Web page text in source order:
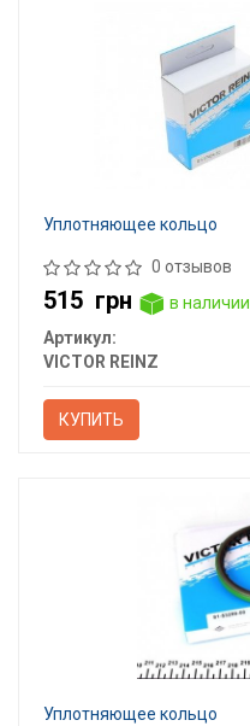
Уплотняющее кольцо
0 отзывов
515 грн
в наличии
Артикул:
VICTOR REINZ
КУПИТЬ
Уплотняющее кольцо